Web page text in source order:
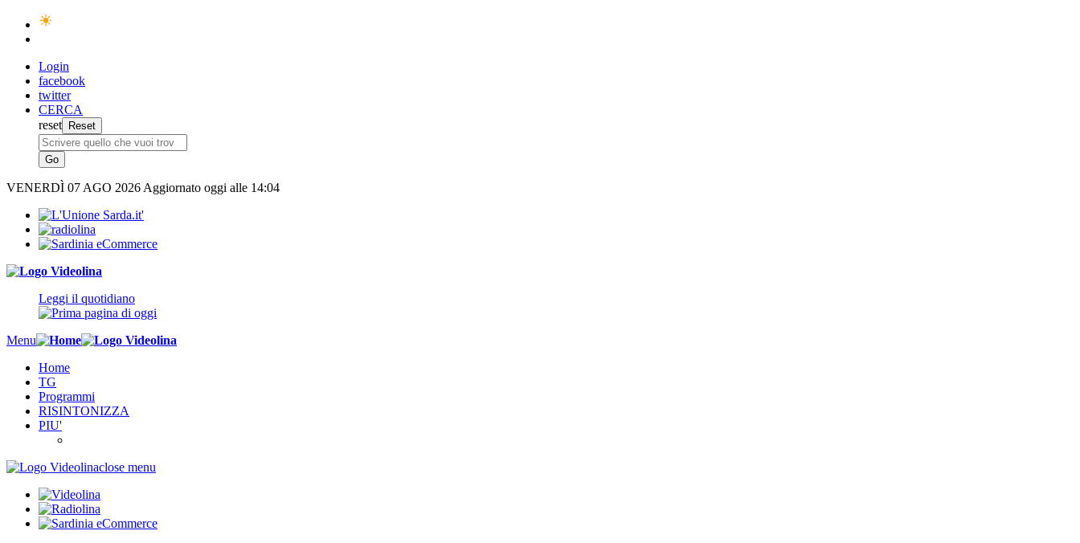
Login
facebook
twitter
CERCA
reset
VENERDÌ 07 AGO 2026 Aggiornato oggi alle 14:04
Leggi il quotidiano
Menu
Home
TG
Programmi
RISINTONIZZA
PIU'
close menu